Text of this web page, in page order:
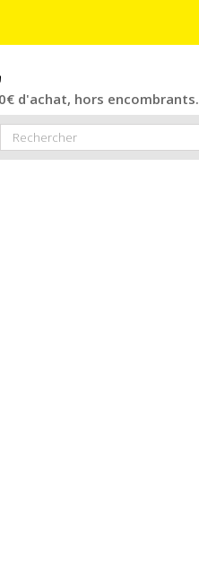
d'achat, hors encombrants.